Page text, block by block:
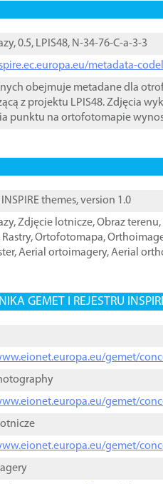
0.5, LPIS48, N-34-76-C-a-3-3
metadata-
obejmuje metadane dla
z projektu LPIS48. Zdjęcia
punktu na ortofotomapie
INSPIRE themes, version 1.0
,Zdjęcie lotnicze,Obraz terenu,
Rastry,Ortofotomapa,
,Aerial ortoimagery,Aerial
GEMET I REJESTRU
gemet/
gemet/
gemet/